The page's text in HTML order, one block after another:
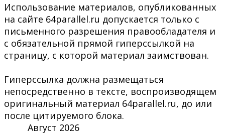
Использование материалов, опубликованных
на сайте 64parallel.ru допускается только с
письменного разрешения правообладателя и
с обязательной прямой гиперссылкой на
страницу, с которой материал заимствован.
Гиперссылка должна размещаться
непосредственно в тексте, воспроизводящем
оригинальный материал 64parallel.ru, до или
после цитируемого блока.
Август 2026